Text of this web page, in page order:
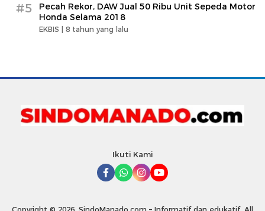
#5
Pecah Rekor, DAW Jual 50 Ribu Unit Sepeda Motor
Honda Selama 2018
EKBIS | 8 tahun yang lalu
Ikuti Kami